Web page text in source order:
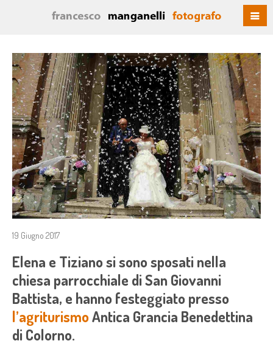
19 Giugno 2017
Elena e Tiziano si sono sposati nella
chiesa parrocchiale di San Giovanni
Battista, e hanno festeggiato presso
l’agriturismoAntica Grancia Benedettina
di Colorno.